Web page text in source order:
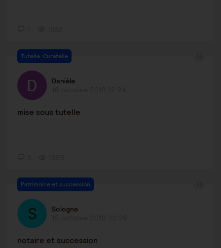
Tutelle-Curatelle
Danièle
mise sous tutelle
Patrimoine et succession
Sologne
notaire et succession